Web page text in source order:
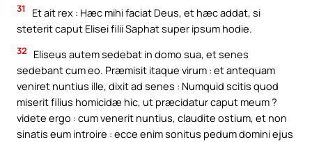
31
Et ait rex : Hæc mihi faciat Deus, et hæc addat, si
steterit caput Elisei filii Saphat super ipsum hodie.
32
Eliseus autem sedebat in domo sua, et senes
sedebant cum eo. Præmisit itaque virum : et antequam
veniret nuntius ille, dixit ad senes : Numquid scitis quod
miserit filius homicidæ hic, ut præcidatur caput meum ?
videte ergo : cum venerit nuntius, claudite ostium, et non
sinatis eum introire : ecce enim sonitus pedum domini ejus